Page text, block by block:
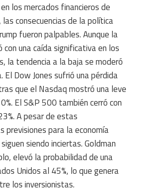
los mercados financieros de
consecuencias de la política
fueron palpables. Aunque la
con una caída significativa en los
la tendencia a la baja se moderó
El Dow Jones sufrió una pérdida
que el Nasdaq mostró una leve
El S&P 500 también cerró con
A pesar de estas
previsiones para la economía
siendo inciertas. Goldman
elevó la probabilidad de una
Unidos al 45%, lo que genera
los inversionistas.